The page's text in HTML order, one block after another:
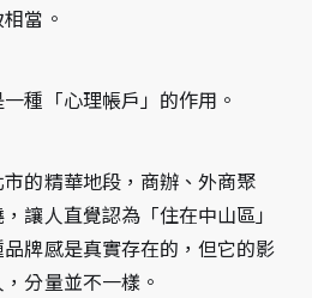
當。
種「心理帳戶」的作用。
的精華地段，商辦、外商聚
讓人直覺認為「住在中山區」
牌感是真實存在的，但它的影
分量並不一樣。